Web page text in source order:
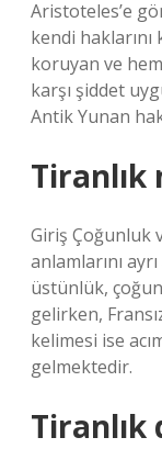
Aristoteles’e
kendi
koruyan ve
karşı şiddet
Antik Yunan
Tiranlık
Giriş Çoğunluk
anlamlarını
üstünlük,
gelirken,
kelimesi ise
gelmektedir.